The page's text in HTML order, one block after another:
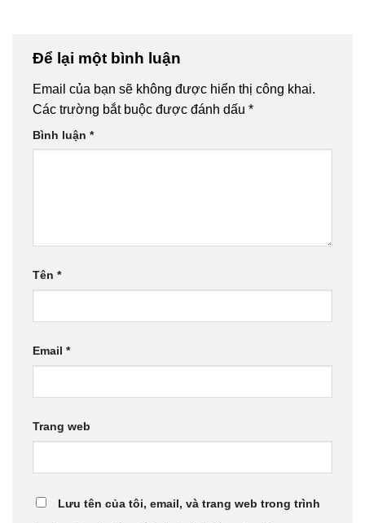
Để lại một bình luận
Email của bạn sẽ không được hiển thị công khai.
Các trường bắt buộc được đánh dấu *
Bình luận *
Tên *
Email *
Trang web
Lưu tên của tôi, email, và trang web trong trình